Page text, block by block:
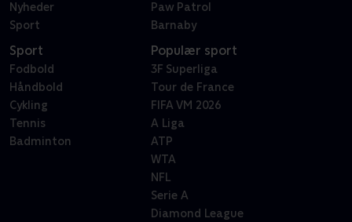
Nyheder
Sport
Paw Patrol
Barnaby
Sport
Fodbold
Håndbold
Cykling
Tennis
Badminton
Populær sport
3F Superliga
Tour de France
FIFA VM 2026
A Liga
ATP
WTA
NFL
Serie A
Diamond League